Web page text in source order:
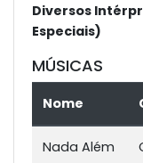
Diversos
Especiais)
MÚSICAS
Nome
Nada Além